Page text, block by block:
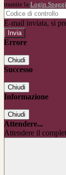
tramite la Login
E-mail inviata, si
Errore
Chiudi
Successo
Chiudi
Informazione
Chiudi
Attendere...
Attendere il